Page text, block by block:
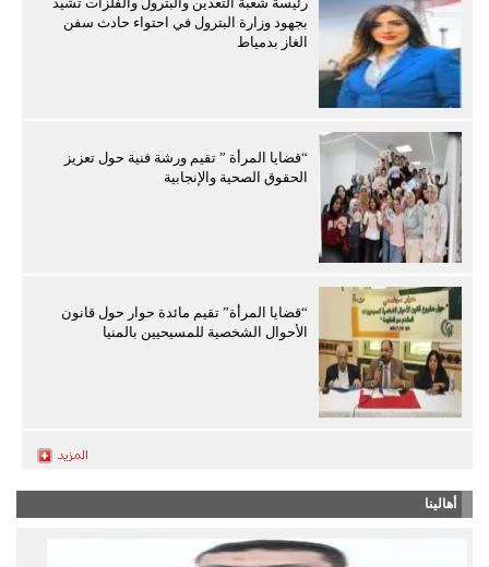
بجهود وزارة البترول في احتواء حادث سفن
الغاز بدمياط
“قضايا المرأة ” تقيم ورشة فنية حول تعزيز
الحقوق الصحية والإنجابية
“قضايا المرأة” تقيم مائدة حوار حول قانون
الأحوال الشخصية للمسيحيين بالمنيا
أهالينا